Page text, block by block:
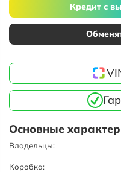
Кредит с
Основные
Владельцы:
Коробка: